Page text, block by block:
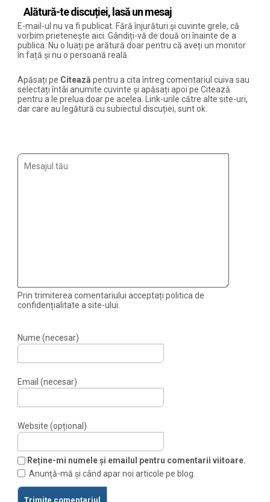
Alătură-te discuției, lasă un mesaj
E-mail-ul nu va fi publicat. Fără înjurături și cuvinte grele, că
vorbim prietenește aici. Gândiți-vă de două ori înainte de a
publica. Nu o luați pe arătură doar pentru că aveți un monitor
în față și nu o persoană reală.
Apăsați pe Citează pentru a cita întreg comentariul cuiva sau
selectați întâi anumite cuvinte și apăsați apoi pe Citează
pentru a le prelua doar pe acelea. Link-urile către alte site-uri,
dar care au legătură cu subiectul discuției, sunt ok.
Prin trimiterea comentariului acceptați politica de
confidențialitate a site-ului.
Nume (necesar)
Email (necesar)
Website (opțional)
Reține-mi numele și emailul pentru comentarii viitoare.
Anunță-mă și când apar noi articole pe blog.